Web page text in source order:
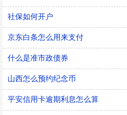
社保如何开户
京东白条怎么用来支付
什么是准市政债券
山西怎么预约纪念币
平安信用卡逾期利息怎么算